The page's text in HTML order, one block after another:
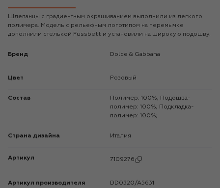
Шлепанцы с градиентным окрашиванием выполнили из легкого
полимера. Модель с рельефным логотипом на перемычке
дополнили стелькой Fussbett и установили на широкую подошву.
Бренд Dolce & Gabbana
Цвет Розовый
Состав
Полимер: 100%; Подошва-
полимер: 100%; Подкладка-
полимер: 100%;
Страна дизайна Италия
Артикул 7109276
Артикул производителя DD0320/A5631